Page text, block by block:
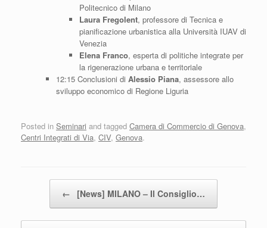
Politecnico di Milano
Laura Fregolent, professore di Tecnica e
pianificazione urbanistica alla Università IUAV di
Venezia
Elena Franco, esperta di politiche integrate per
la rigenerazione urbana e territoriale
12:15 Conclusioni di Alessio Piana, assessore allo
sviluppo economico di Regione Liguria
Posted in Seminari and tagged Camera di Commercio di Genova,
Centri Integrati di Via, CIV, Genova.
← [News] MILANO – Il Consiglio…